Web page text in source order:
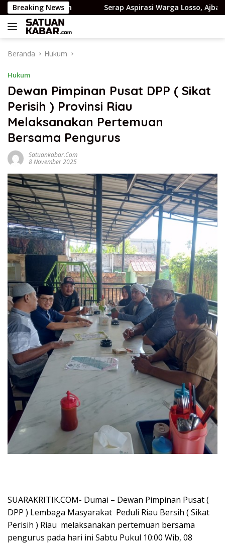
Langsung
ke
konten
Breaking News
gram Serap Aspirasi Warga Losso, Ajbar Dorong
Beranda Hukum
Hukum
Dewan Pimpinan Pusat DPP ( Sikat
Perisih ) Provinsi Riau
Melaksanakan Pertemuan
Bersama Pengurus
Satuankabar.com
8 November 2025
SUARAKRITIK.COM- Dumai – Dewan Pimpinan Pusat (
DPP ) Lembaga Masyarakat Peduli Riau Bersih ( Sikat
Perisih ) Riau melaksanakan pertemuan bersama
pengurus pada hari ini Sabtu Pukul 10:00 Wib, 08